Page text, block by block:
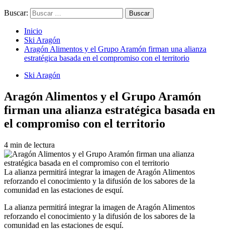
Buscar:
Inicio
Ski Aragón
Aragón Alimentos y el Grupo Aramón firman una alianza
estratégica basada en el compromiso con el territorio
Ski Aragón
Aragón Alimentos y el Grupo Aramón
firman una alianza estratégica basada en
el compromiso con el territorio
4 min de lectura
La alianza permitirá integrar la imagen de Aragón Alimentos
reforzando el conocimiento y la difusión de los sabores de la
comunidad en las estaciones de esquí.
La alianza permitirá integrar la imagen de Aragón Alimentos
reforzando el conocimiento y la difusión de los sabores de la
comunidad en las estaciones de esquí.